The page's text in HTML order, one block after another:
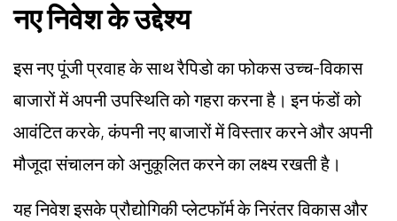
नए निवेश के उद्देश्य
इस नए पूंजी प्रवाह के साथ रैपिडो का फोकस उच्च-विकास
बाजारों में अपनी उपस्थिति को गहरा करना है। इन फंडों को
आवंटित करके, कंपनी नए बाजारों में विस्तार करने और अपनी
मौजूदा संचालन को अनुकूलित करने का लक्ष्य रखती है।
यह निवेश इसके प्रौद्योगिकी प्लेटफॉर्म के निरंतर विकास और